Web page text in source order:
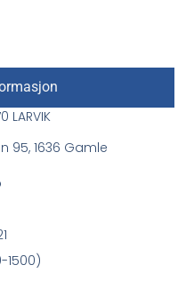
LARVIK
95, 1636 Gamle
1500)